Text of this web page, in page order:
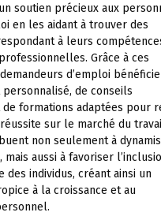
soutien précieux aux
en les aidant à trouver des
à leurs
Grâce à ces
d’emploi
de conseils
formations adaptées pour
sur le marché du
non seulement à
mais aussi à favoriser
individus, créant ainsi un
à la croissance et au